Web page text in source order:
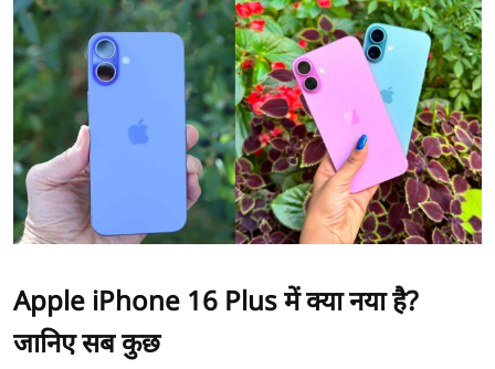
Apple iPhone 16 Plus में क्या नया है?
जानिए सब कुछ